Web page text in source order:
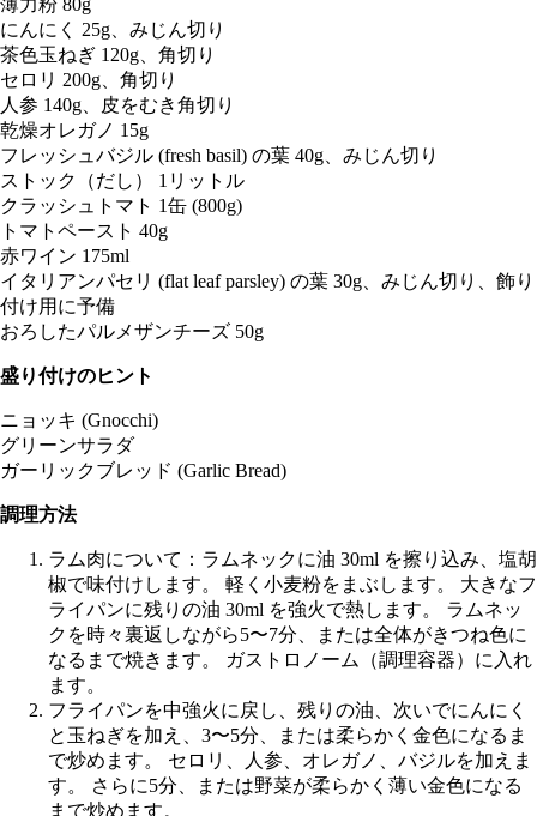
にんにく 25g、みじん切り
茶色玉ねぎ 120g、角切り
セロリ 200g、角切り
人参 140g、皮をむき角切り
乾燥オレガノ 15g
フレッシュバジル (fresh basil) の葉 40g、みじん切り
ストック（だし） 1リットル
クラッシュトマト 1缶 (800g)
トマトペースト 40g
赤ワイン 175ml
イタリアンパセリ (flat leaf parsley) の葉 30g、みじん切り、飾り
付け用に予備
おろしたパルメザンチーズ 50g
盛り付けのヒント
ニョッキ (Gnocchi)
グリーンサラダ
ガーリックブレッド (Garlic Bread)
調理方法
ラム肉について：ラムネックに油 30ml を擦り込み、塩胡
椒で味付けします。 軽く小麦粉をまぶします。 大きなフ
ライパンに残りの油 30ml を強火で熱します。 ラムネッ
クを時々裏返しながら5〜7分、または全体がきつね色に
なるまで焼きます。 ガストロノーム（調理容器）に入れ
ます。
フライパンを中強火に戻し、残りの油、次いでにんにく
と玉ねぎを加え、3〜5分、または柔らかく金色になるま
で炒めます。 セロリ、人参、オレガノ、バジルを加えま
す。 さらに5分、または野菜が柔らかく薄い金色になる
まで炒めます。